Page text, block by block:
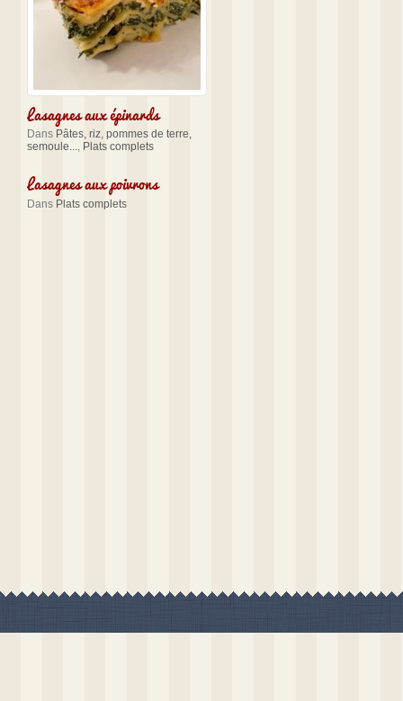
Lasagnes aux épinards
Dans Pâtes, riz, pommes de terre,
semoule..., Plats complets
Lasagnes aux poivrons
Dans Plats complets